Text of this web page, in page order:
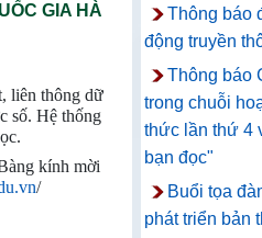
GIA HÀ
liên thông dữ
số. Hệ thống
kính mời
/
Thông báo
động truyền
Thông báo
trong chuỗi
thức lần thứ 4
bạn đọc"
Buổi tọa
phát triển bản